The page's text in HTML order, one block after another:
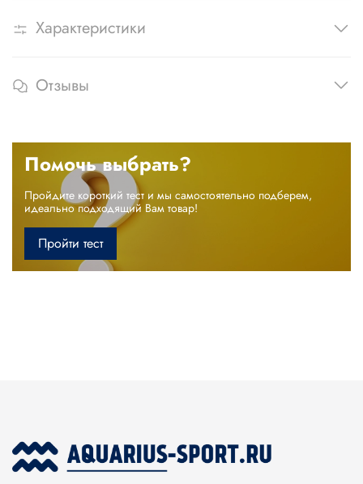
Характеристики
Отзывы
Помочь выбрать?
Пройдите короткий тест и мы самостоятельно подберем,
идеально подходящий Вам товар!
Пройти тест